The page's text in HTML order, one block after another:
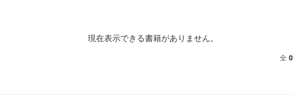
現在表示できる書籍がありません。
全0